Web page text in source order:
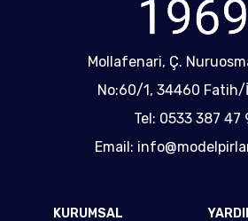
Mollafenari, Ç.
No:60/1, 34460
Tel: 0533 387 47
Email:
KURUMSAL